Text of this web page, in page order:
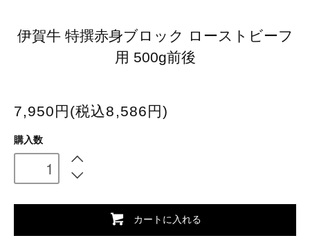
伊賀牛 特撰赤身ブロック ローストビーフ
用 500g前後
7,950円(税込8,586円)
購入数
カートに入れる